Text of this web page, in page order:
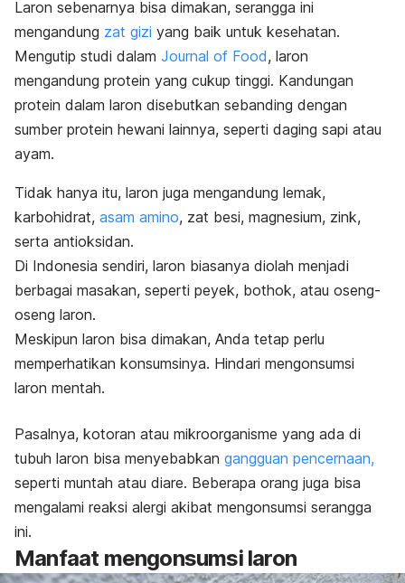
Laron sebenarnya bisa dimakan, serangga ini
mengandung zat gizi yang baik untuk kesehatan.
Mengutip studi dalam Journal of Food, laron
mengandung protein yang cukup tinggi. Kandungan
protein dalam laron disebutkan sebanding dengan
sumber protein hewani lainnya, seperti daging sapi atau
ayam.
Tidak hanya itu, laron juga mengandung lemak,
karbohidrat, asam amino, zat besi, magnesium, zink,
serta antioksidan.
Di Indonesia sendiri, laron biasanya diolah menjadi
berbagai masakan, seperti peyek, bothok, atau oseng-
oseng laron.
Meskipun laron bisa dimakan, Anda tetap perlu
memperhatikan konsumsinya. Hindari mengonsumsi
laron mentah.
Pasalnya, kotoran atau mikroorganisme yang ada di
tubuh laron bisa menyebabkan gangguan pencernaan,
seperti muntah atau diare. Beberapa orang juga bisa
mengalami reaksi alergi akibat mengonsumsi serangga
ini.
Manfaat mengonsumsi laron